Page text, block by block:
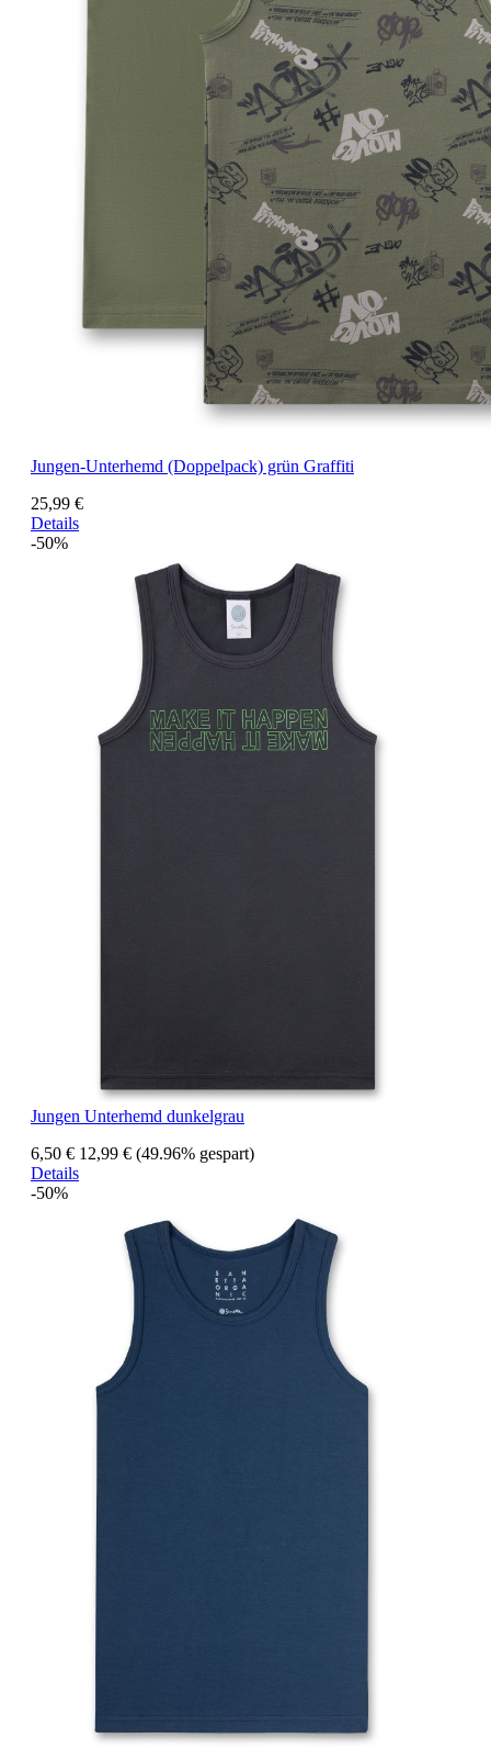
Jungen-Unterhemd (Doppelpack) grün Graffiti
25,99 €
Details
-50%
Jungen Unterhemd dunkelgrau
6,50 € 12,99 € (49.96% gespart)
Details
-50%